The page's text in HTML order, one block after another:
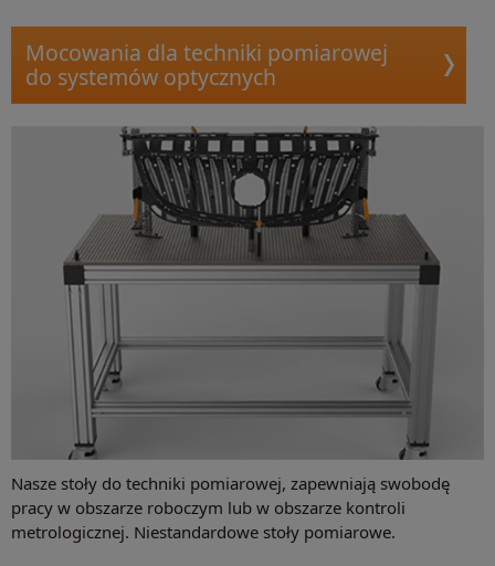
Mocowania dla techniki pomiarowej
do systemów optycznych
Nasze stoły do techniki pomiarowej, zapewniają swobodę
pracy w obszarze roboczym lub w obszarze kontroli
metrologicznej. Niestandardowe stoły pomiarowe.